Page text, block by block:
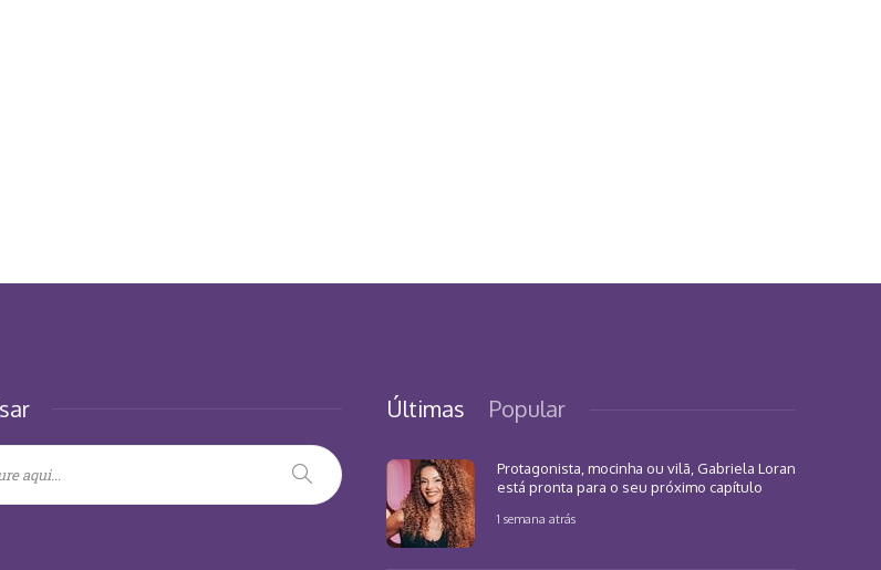
Últimas Popular
Protagonista, mocinha ou vilã, Gabriela Loran
está pronta para o seu próximo capítulo
1 semana atrás